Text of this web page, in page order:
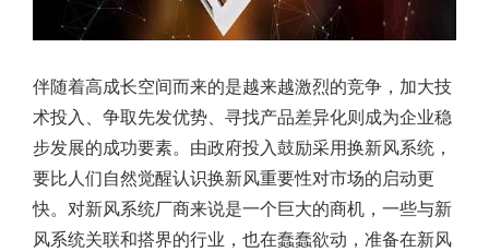
伴随着高成长空间而来的是越来越激烈的竞争，加大技
术投入、争取先发优势、寻找产品差异化则成为企业稳
步发展的成功要素。由政府投入鼓励采用换新风系统，
要比人们自然觉醒认识换新风重要性对市场的启动更
快。对新风系统厂商来说是一个巨大的商机，一些与新
风系统关联和搭界的行业，也在蠢蠢欲动，准备在新风